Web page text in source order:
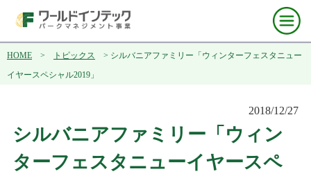
HOME > トピックス > シルバニアファミリー「ウィンターフェスタニュー
イヤースペシャル2019」
2018/12/27
シルバニアファミリー「ウィン
ターフェスタニューイヤースペ